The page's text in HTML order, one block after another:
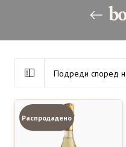
Подреди според
Распродадено